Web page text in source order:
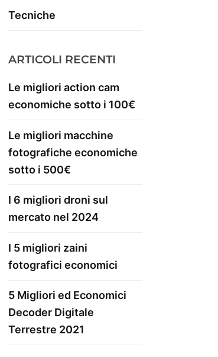
Tecniche
ARTICOLI RECENTI
Le migliori action cam
economiche sotto i 100€
Le migliori macchine
fotografiche economiche
sotto i 500€
I 6 migliori droni sul
mercato nel 2024
I 5 migliori zaini
fotografici economici
5 Migliori ed Economici
Decoder Digitale
Terrestre 2021